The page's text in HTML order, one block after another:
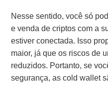
Nesse sentido, você só
e venda de criptos com a
estiver conectada. Isso
maior, já que os riscos de
reduzidos. Portanto, se
segurança, as cold wallet